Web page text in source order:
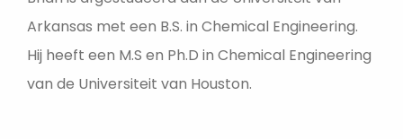
Arkansas met een B.S. in Chemical Engineering.
Hij heeft een M.S en Ph.D in Chemical Engineering
van de Universiteit van Houston.